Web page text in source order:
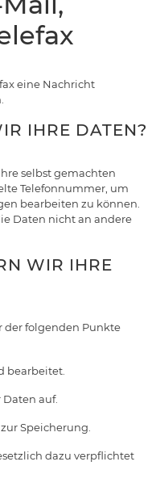
eine Nachricht
IHRE DATEN?
selbst gemachten
Telefonnummer, um
bearbeiten zu können.
Daten nicht an andere
WIR IHRE
der folgenden Punkte
bearbeitet.
auf.
Speicherung.
dazu verpflichtet